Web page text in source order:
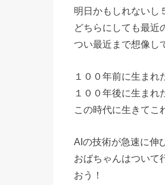
明日かもしれないし
どちらにしても最近
つい最近まで想像し
１００年前に生まれ
１００年後に生まれ
この時代に生きてこ
AIの技術が急速に伸
おばちゃんはついて
おう！